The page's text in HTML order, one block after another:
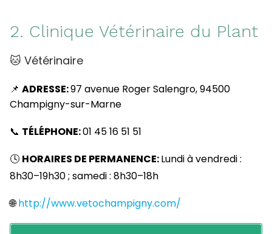
2. Clinique Vétérinaire du Plant
🐱 Vétérinaire
📌 ADRESSE:97 avenue Roger Salengro, 94500
Champigny-sur-Marne
📞 TÉLÉPHONE:01 45 16 51 51
🕓 HORAIRES DE PERMANENCE:Lundi à vendredi :
8h30–19h30 ; samedi : 8h30–18h
🌐http://www.vetochampigny.com/